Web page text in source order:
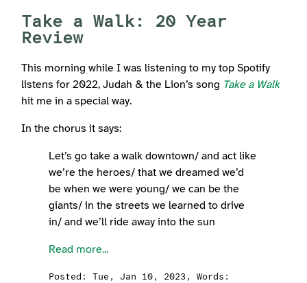
Take a Walk: 20 Year
Review
This morning while I was listening to my top Spotify
listens for 2022, Judah & the Lion’s song Take a Walk
hit me in a special way.
In the chorus it says:
Let’s go take a walk downtown/ and act like
we’re the heroes/ that we dreamed we’d
be when we were young/ we can be the
giants/ in the streets we learned to drive
in/ and we’ll ride away into the sun
Read more...
Posted: Tue, Jan 10, 2023 , Words: